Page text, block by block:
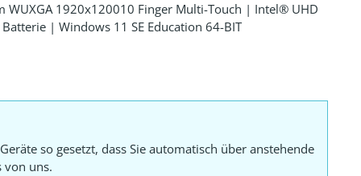
WUXGA 1920x120010 Finger Multi-Touch | Intel® UHD
| Windows 11 SE Education 64-BIT
so gesetzt, dass Sie automatisch über anstehende
von uns.